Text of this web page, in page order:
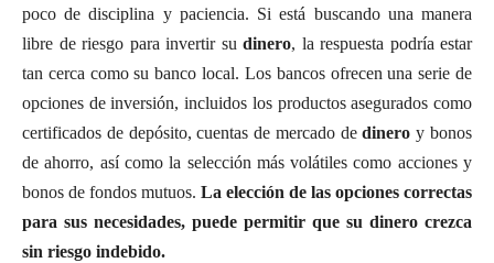
poco de disciplina y paciencia. Si está buscando una manera
libre de riesgo para invertir su dinero, la respuesta podría estar
tan cerca como su banco local. Los bancos ofrecen una serie de
opciones de inversión, incluidos los productos asegurados como
certificados de depósito, cuentas de mercado dedinero y bonos
de ahorro, así como la selección más volátiles como acciones y
bonos de fondos mutuos. La elección de las opciones correctas
para sus necesidades, puede permitir que su dinero crezca
sin riesgo indebido.